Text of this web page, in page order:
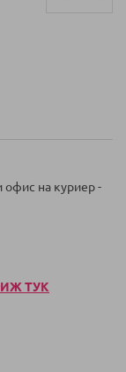
офис на куриер -
ТУК